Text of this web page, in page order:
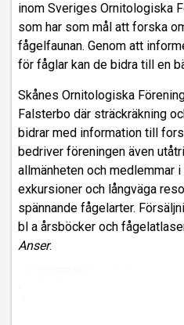
inom Sveriges Ornitologiska
som har som mål att forska
fågelfaunan. Genom att
för fåglar kan de bidra till en
Skånes Ornitologiska
Falsterbo där sträckräkning
bidrar med information till
bedriver föreningen även
allmänheten och medlemmar
exkursioner och långväga
spännande fågelarter.
bl a årsböcker och
Anser.